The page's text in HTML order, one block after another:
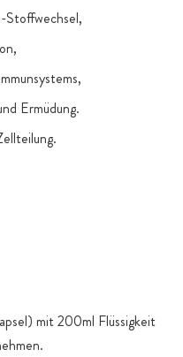
Stoffwechsel,
Ermüdung.
mit 200ml Flüssigkeit